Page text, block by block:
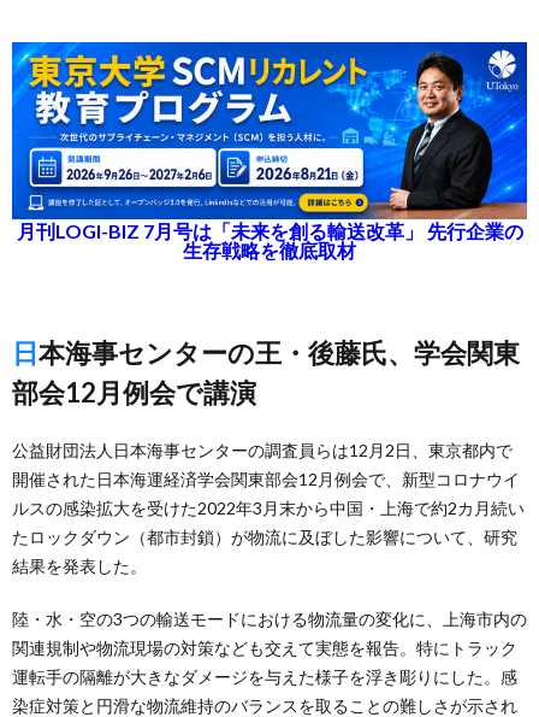
月刊LOGI-BIZ 7月号は「未来を創る輸送改革」 先行企業の
生存戦略を徹底取材
日本海事センターの王・後藤氏、学会関東
部会12月例会で講演
公益財団法人日本海事センターの調査員らは12月2日、東京都内で
開催された日本海運経済学会関東部会12月例会で、新型コロナウイ
ルスの感染拡大を受けた2022年3月末から中国・上海で約2カ月続い
たロックダウン（都市封鎖）が物流に及ぼした影響について、研究
結果を発表した。
陸・水・空の3つの輸送モードにおける物流量の変化に、上海市内の
関連規制や物流現場の対策なども交えて実態を報告。特にトラック
運転手の隔離が大きなダメージを与えた様子を浮き彫りにした。感
染症対策と円滑な物流維持のバランスを取ることの難しさが示され